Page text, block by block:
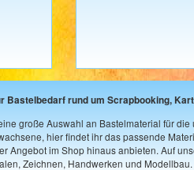
Bastelbedarf rund um Scrapbooking,
große Auswahl an Bastelmaterial für
hier findet ihr das passende
Angebot im Shop hinaus anbieten. Auf
Zeichnen, Handwerken und Modellbau.